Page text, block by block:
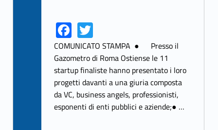
Link identifier share facebook archive #share-link-archive-41512Fa
ce
b
o
o
k
Link identifier share twitter archive #share-link-archive-87048T
w
itt
er
COMUNICATO STAMPA ● Presso il
Gazometro di Roma Ostiense le 11
startup finaliste hanno presentato i loro
progetti davanti a una giuria composta
da VC, business angels, professionisti,
esponenti di enti pubblici e aziende;● …